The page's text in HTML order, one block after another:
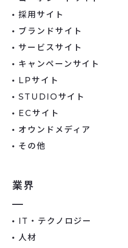
採用サイト
ブランドサイト
サービスサイト
キャンペーンサイト
LPサイト
STUDIOサイト
ECサイト
オウンドメディア
その他
業界
IT・テクノロジー
人材